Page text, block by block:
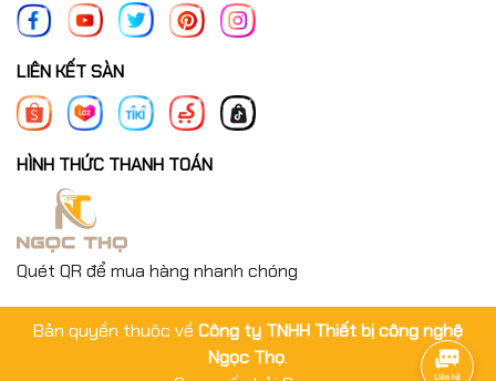
LIÊN KẾT SÀN
HÌNH THỨC THANH TOÁN
Quét QR để mua hàng nhanh chóng
Bản quyền thuộc về Công ty TNHH Thiết bị công nghệ
Ngọc Thọ.